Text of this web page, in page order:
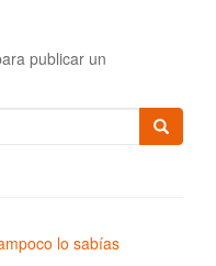
publicar un
lo sabías